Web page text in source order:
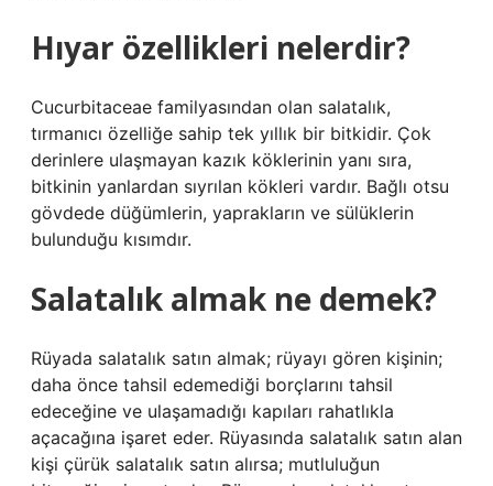
Hıyar özellikleri nelerdir?
Cucurbitaceae familyasından olan salatalık,
tırmanıcı özelliğe sahip tek yıllık bir bitkidir. Çok
derinlere ulaşmayan kazık köklerinin yanı sıra,
bitkinin yanlardan sıyrılan kökleri vardır. Bağlı otsu
gövdede düğümlerin, yaprakların ve sülüklerin
bulunduğu kısımdır.
Salatalık almak ne demek?
Rüyada salatalık satın almak; rüyayı gören kişinin;
daha önce tahsil edemediği borçlarını tahsil
edeceğine ve ulaşamadığı kapıları rahatlıkla
açacağına işaret eder. Rüyasında salatalık satın alan
kişi çürük salatalık satın alırsa; mutluluğun